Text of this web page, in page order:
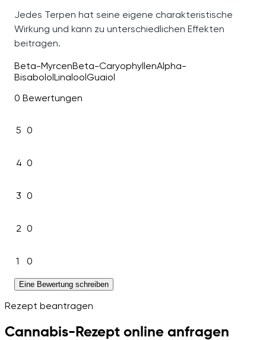
Jedes Terpen hat seine eigene charakteristische
Wirkung und kann zu unterschiedlichen Effekten
beitragen.
Beta-MyrcenBeta-CaryophyllenAlpha-
BisabololLinaloolGuaiol
0 Bewertungen
5 0
4 0
3 0
2 0
1 0
Eine Bewertung schreiben
Rezept beantragen
Cannabis-Rezept online anfragen